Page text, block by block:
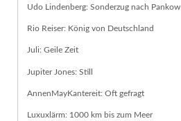
Udo Lindenberg: Sonderzug nach Pankow
Rio Reiser: König von Deutschland
Juli: Geile Zeit
Jupiter Jones: Still
AnnenMayKantereit: Oft gefragt
Luxuxlärm: 1000 km bis zum Meer